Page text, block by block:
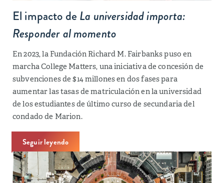
El impacto de La universidad importa:
Responder al momento
En 2023, la Fundación Richard M. Fairbanks puso en
marcha College Matters, una iniciativa de concesión de
subvenciones de $14 millones en dos fases para
aumentar las tasas de matriculación en la universidad
de los estudiantes de último curso de secundaria del
condado de Marion.
Seguir leyendo